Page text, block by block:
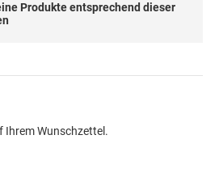
Produkte entsprechend dieser
Ihrem Wunschzettel.